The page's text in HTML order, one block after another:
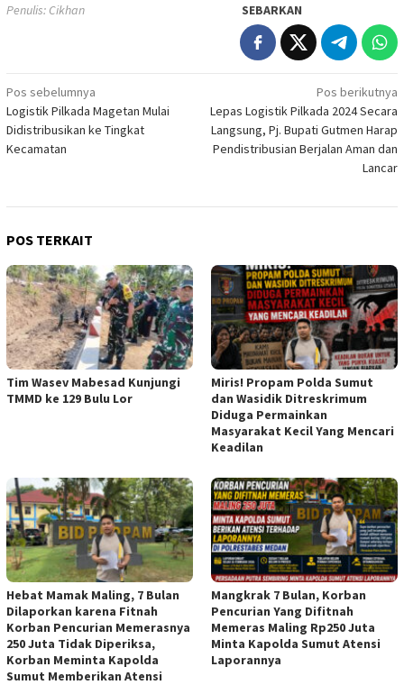
Penulis: Cikhan SEBARKAN
Navigasi
pos
Pos sebelumnya
Logistik Pilkada Magetan Mulai
Didistribusikan ke Tingkat
Kecamatan
Pos berikutnya
Lepas Logistik Pilkada 2024 Secara
Langsung, Pj. Bupati Gutmen Harap
Pendistribusian Berjalan Aman dan
Lancar
POS TERKAIT
Tim Wasev Mabesad Kunjungi
TMMD ke 129 Bulu Lor
Miris! Propam Polda Sumut
dan Wasidik Ditreskrimum
Diduga Permainkan
Masyarakat Kecil Yang Mencari
Keadilan
Hebat Mamak Maling, 7 Bulan
Dilaporkan karena Fitnah
Korban Pencurian Memerasnya
250 Juta Tidak Diperiksa,
Korban Meminta Kapolda
Sumut Memberikan Atensi
Mangkrak 7 Bulan, Korban
Pencurian Yang Difitnah
Memeras Maling Rp250 Juta
Minta Kapolda Sumut Atensi
Laporannya